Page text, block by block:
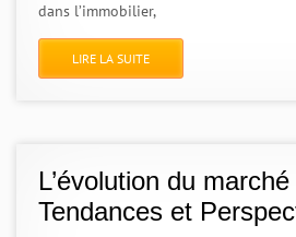
dans l’immobilier,
LIRE LA SUITE
L’évolution du
Tendances et